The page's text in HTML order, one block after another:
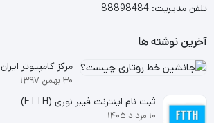
تلفن مدیریت: 88898484
آخرین نوشته ها
مرکز کامپیوتر ایران 20 ساله شد
۳۰ بهمن ۱۳۹۷
ثبت نام اینترنت فیبر نوری (FTTH)
۱۰ مرداد ۱۴۰۵